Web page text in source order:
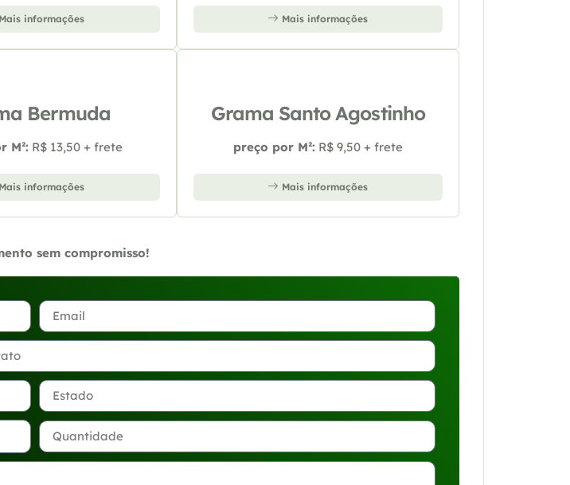
Mais informações Mais informações
Bermuda
M²: R$ 13,50 + frete
Mais informações
Grama Santo Agostinho
preço por M²: R$ 9,50 + frete
Mais informações
sem compromisso!